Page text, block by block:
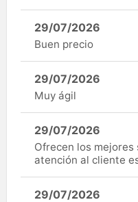
29/07/2026
Buen precio
29/07/2026
Muy ágil
29/07/2026
Ofrecen los mejores
atención al cliente
29/07/2026